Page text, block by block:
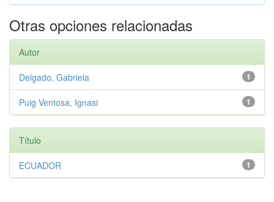
Otras opciones relacionadas
Autor
1
Delgado, Gabriela
1
Puig Ventosa, Ignasi
Título
1
ECUADOR